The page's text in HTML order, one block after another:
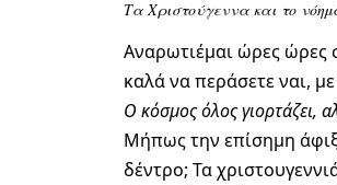
Τα Χριστούγεννα και το
Αναρωτιέμαι ώρες ώρες
καλά να περάσετε ναι,
Ο κόσμος όλος γιορτάζει,
Μήπως την επίσημη
δέντρο; Τα